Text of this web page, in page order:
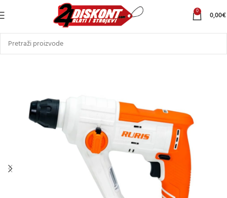
0 0,00€